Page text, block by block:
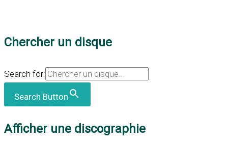
Chercher un disque
Search for:
Search Button
Afficher une discographie